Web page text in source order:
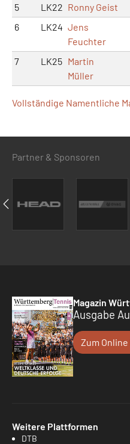
5 LK22 Ronny Geist
6
LK24 Jens
Feuchter
7 LK25 Martin
Müller
Vollständige Namentliche
Partner & Sponsoren
Magazin
Ausgabe
Zum Online
Weitere Plattformen
DTB